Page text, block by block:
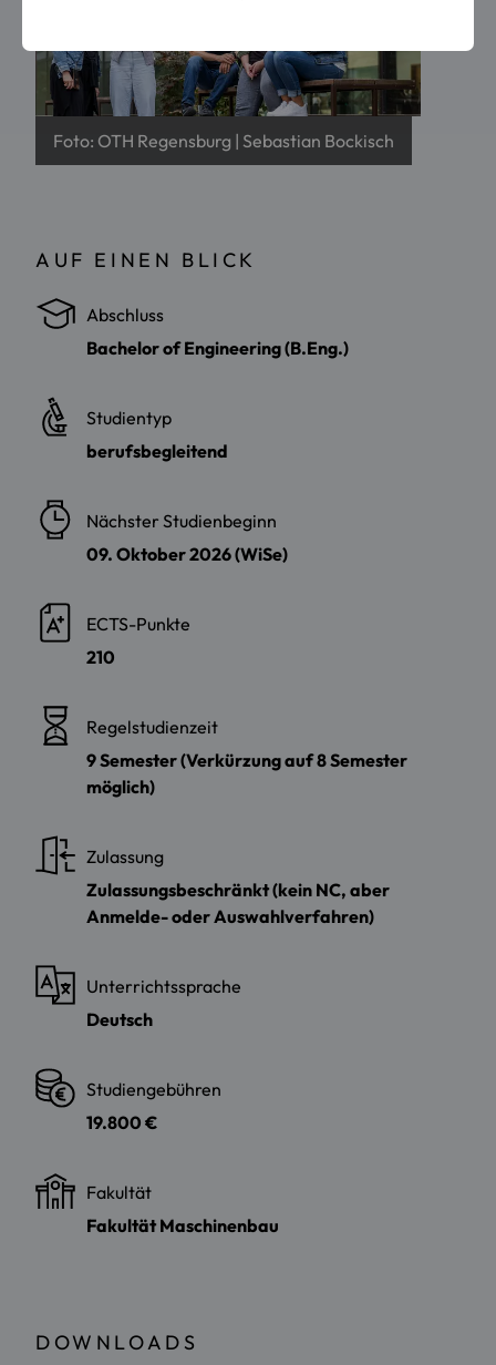
Foto: OTH Regensburg | Sebastian Bockisch
AUF EINEN BLICK
Abschluss
Bachelor of Engineering (B.Eng.)
Studientyp
berufsbegleitend
Nächster Studienbeginn
09. Oktober 2026 (WiSe)
ECTS-Punkte
210
Regelstudienzeit
9 Semester (Verkürzung auf 8 Semester
möglich)
Zulassung
Zulassungsbeschränkt (kein NC, aber
Anmelde- oder Auswahlverfahren)
Unterrichtssprache
Deutsch
Studiengebühren
19.800 €
Fakultät
Fakultät Maschinenbau
DOWNLOADS